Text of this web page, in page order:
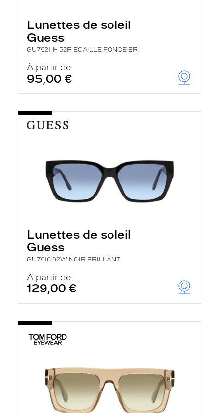
Lunettes de soleil
Guess
GU7921-H 52P ECAILLE FONCE BR
À partir de
95,00 €
Lunettes de soleil
Guess
GU7916 92W NOIR BRILLANT
À partir de
129,00 €